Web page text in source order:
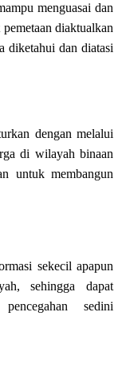
menguasai dan
diaktualkan
diketahui dan diatasi
dengan melalui
di wilayah binaan
untuk membangun
sekecil apapun
sehingga dapat
sedini